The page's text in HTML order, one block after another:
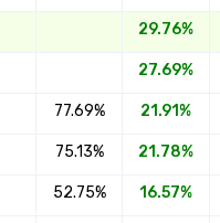
29.76%
27.69%
21.91%
77.69%
21.78%
75.13%
16.57%
52.75%